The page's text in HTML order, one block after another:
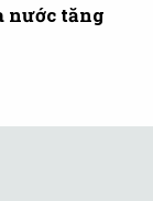
nước tăng